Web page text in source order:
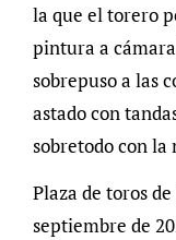
la que el torero
pintura a
sobrepuso a las
astado con
sobretodo con
Plaza de toros
septiembre de